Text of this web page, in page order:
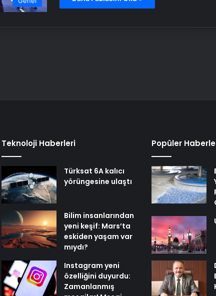
Teknoloji Haberleri
Türksat 6A kalıcı
yörüngesine ulaştı
Bilim insanlarından
yeni keşif: Mars’ta
eskiden yaşam var
mıydı?
Instagram yeni
özelliğini duyurdu:
Zamanlanmış
Popüler